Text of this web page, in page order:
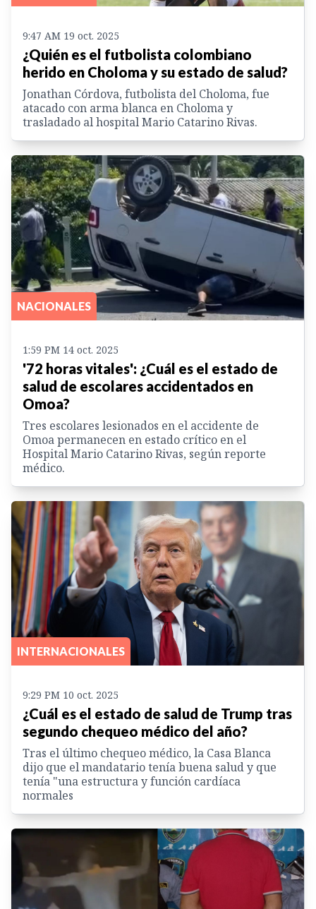
9:47 AM 19 oct. 2025
¿Quién es el futbolista colombiano
herido en Choloma y su estado de salud?
Jonathan Córdova, futbolista del Choloma, fue
atacado con arma blanca en Choloma y
trasladado al hospital Mario Catarino Rivas.
NACIONALES
1:59 PM 14 oct. 2025
'72 horas vitales': ¿Cuál es el estado de
salud de escolares accidentados en
Omoa?
Tres escolares lesionados en el accidente de
Omoa permanecen en estado crítico en el
Hospital Mario Catarino Rivas, según reporte
médico.
INTERNACIONALES
9:29 PM 10 oct. 2025
¿Cuál es el estado de salud de Trump tras
segundo chequeo médico del año?
Tras el último chequeo médico, la Casa Blanca
dijo que el mandatario tenía buena salud y que
tenía "una estructura y función cardíaca
normales